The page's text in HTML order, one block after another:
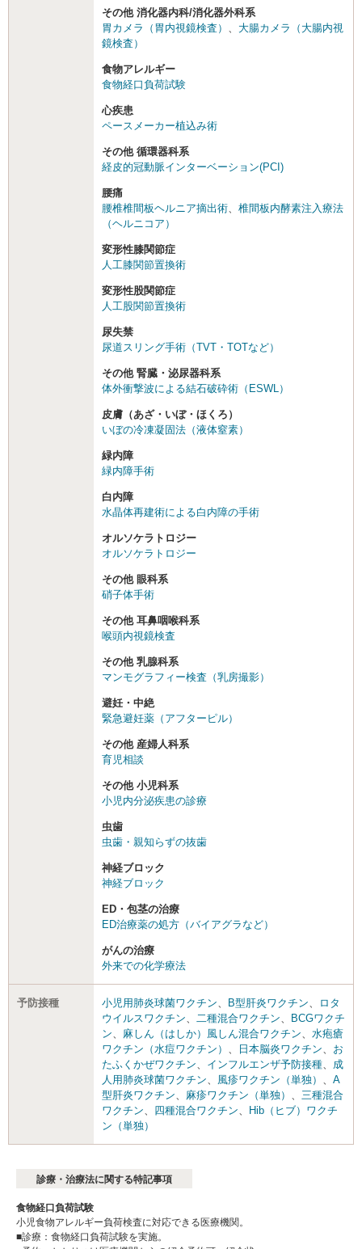
その他 消化器内科/消化器外科系
胃カメラ（胃内視鏡検査）
大腸カメラ（大腸内視
鏡検査）
食物アレルギー
食物経口負荷試験
心疾患
ペースメーカー植込み術
その他 循環器科系
経皮的冠動脈インターベーション(PCI)
腰痛
腰椎椎間板ヘルニア摘出術
椎間板内酵素注入療法
（ヘルニコア）
変形性膝関節症
人工膝関節置換術
変形性股関節症
人工股関節置換術
尿失禁
尿道スリング手術（TVT・TOTなど）
その他 腎臓・泌尿器科系
体外衝撃波による結石破砕術（ESWL）
皮膚（あざ・いぼ・ほくろ）
いぼの冷凍凝固法（液体窒素）
緑内障
緑内障手術
白内障
水晶体再建術による白内障の手術
オルソケラトロジー
オルソケラトロジー
その他 眼科系
硝子体手術
その他 耳鼻咽喉科系
喉頭内視鏡検査
その他 乳腺科系
マンモグラフィー検査（乳房撮影）
避妊・中絶
緊急避妊薬（アフターピル）
その他 産婦人科系
育児相談
その他 小児科系
小児内分泌疾患の診療
虫歯
虫歯・親知らずの抜歯
神経ブロック
神経ブロック
ED・包茎の治療
ED治療薬の処方（バイアグラなど）
がんの治療
外来での化学療法
予防接種 小児用肺炎球菌ワクチン B型肝炎ワクチン
ロタ
ウイルスワクチン
二種混合ワクチン
BCGワクチ
ン
麻しん（はしか）風しん混合ワクチン
水疱瘡
ワクチン（水痘ワクチン）
日本脳炎ワクチン
お
たふくかぜワクチン
インフルエンザ予防接種
成
人用肺炎球菌ワクチン
風疹ワクチン（単独）
A
型肝炎ワクチン
麻疹ワクチン（単独）
三種混合
ワクチン
四種混合ワクチン
Hib（ヒブ）ワクチ
ン（単独）
診療・治療法に関する特記事項
食物経口負荷試験
小児食物アレルギー負荷検査に対応できる医療機関。
■診療：食物経口負荷試験を実施。